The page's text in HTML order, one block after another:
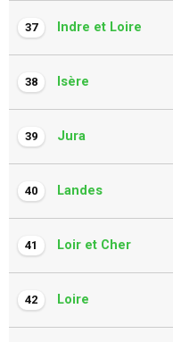
37 Indre et Loire
38 Isère
39 Jura
40 Landes
41 Loir et Cher
42 Loire